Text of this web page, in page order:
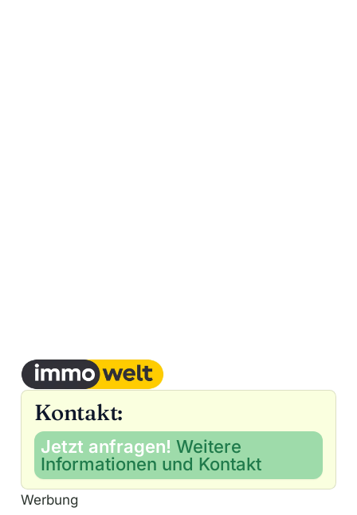
Kontakt:
Jetzt anfragen! Weitere
Informationen und Kontakt
Werbung